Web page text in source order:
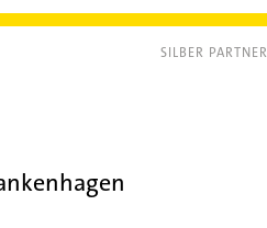
SILBER PARTNER